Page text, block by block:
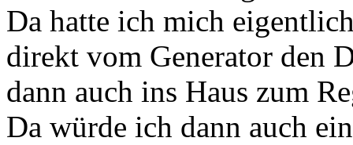
Da hatte ich mich
direkt vom Generator den
dann auch ins Haus zum
Da würde ich dann auch